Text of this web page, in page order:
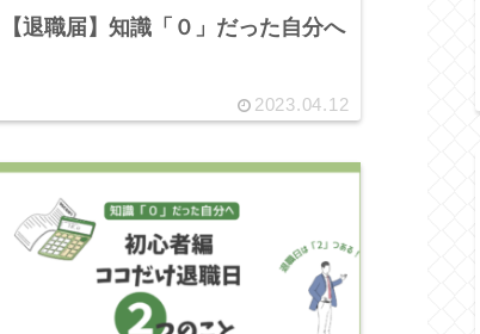
【退職届】知識「０」だった自分へ
2023.04.12